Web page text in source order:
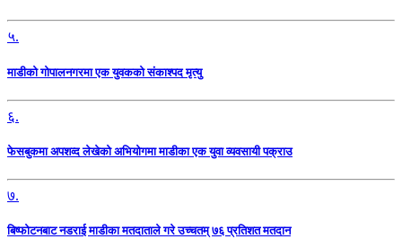
५.
माडीको गोपालनगरमा एक युवकको संकाश्पद मृत्यु
६.
फेसबुकमा अपशव्द लेखेको अभियोगमा माडीका एक युवा व्यवसायी पक्राउ
७.
बिष्फोटनबाट नडराई माडीका मतदाताले गरे उच्चतम् ७६ प्रतिशत मतदान